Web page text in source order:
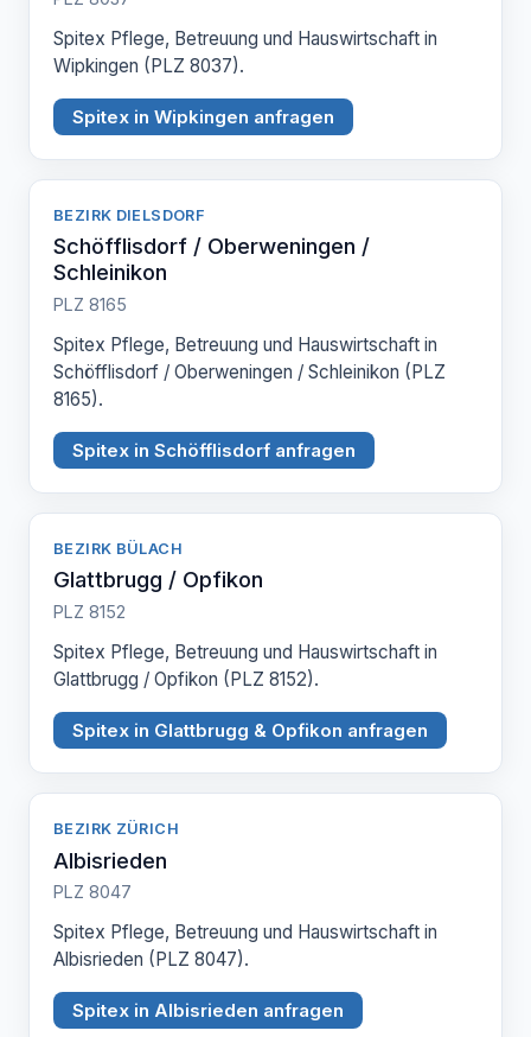
Spitex Pflege, Betreuung und Hauswirtschaft in
Wipkingen (PLZ 8037).
Spitex in Wipkingen anfragen
BEZIRK DIELSDORF
Schöfflisdorf / Oberweningen /
Schleinikon
PLZ 8165
Spitex Pflege, Betreuung und Hauswirtschaft in
Schöfflisdorf / Oberweningen / Schleinikon (PLZ
8165).
Spitex in Schöfflisdorf anfragen
BEZIRK BÜLACH
Glattbrugg / Opfikon
PLZ 8152
Spitex Pflege, Betreuung und Hauswirtschaft in
Glattbrugg / Opfikon (PLZ 8152).
Spitex in Glattbrugg & Opfikon anfragen
BEZIRK ZÜRICH
Albisrieden
PLZ 8047
Spitex Pflege, Betreuung und Hauswirtschaft in
Albisrieden (PLZ 8047).
Spitex in Albisrieden anfragen